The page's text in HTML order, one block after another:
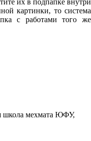
их в подпапке внутри
картинки, то система
с работами того же
мехмата ЮФУ,